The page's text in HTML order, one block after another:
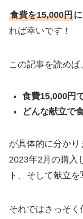
食費を15,000円
れば幸いです！
この記事を読めば
食費15,000円
どんな献立で
が具体的に分か
2023年2月の購入
ト、そして献立
それではさっそ